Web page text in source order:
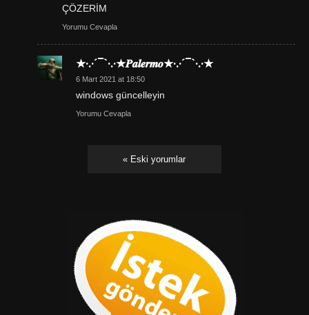
ÇÖZERİM
Yorumu Cevapla
★·.·´¯`·.·★𝑷𝒂𝒍𝒆𝒓𝒎𝒐★·.·´¯`·.·★
6 Mart 2021 at 18:50
windows güncelleyin
Yorumu Cevapla
« Eski yorumlar